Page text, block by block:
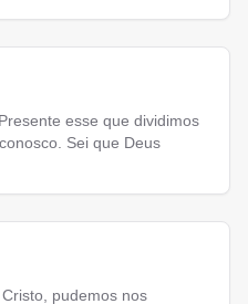
esse que dividimos
Sei que Deus
pudemos nos